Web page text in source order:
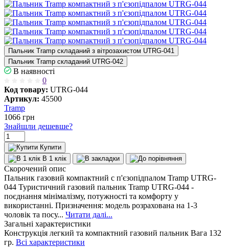
Пальник Tramp складаний з вітрозахистом UTRG-041
Пальник Tramp складаний UTRG-042
В наявності
0
Код товару: UTRG-044
Артикул: 45500
Tramp
1066 грн
Знайшли дешевше?
Купити
В 1 клік
Скорочений опис
Пальник газовий компактний c п'єзопідпалом Tramp UTRG-
044 Туристичний газовий пальник Tramp UTRG-044 -
поєднання мінімалізму, потужності та комфорту у
використанні. Призначення: модель розрахована на 1-3
чоловік та посу... Читати далі...
Загальні характеристики
Конструкція легкий та компактний газовий пальник Вага 132
гр. Всі характеристики